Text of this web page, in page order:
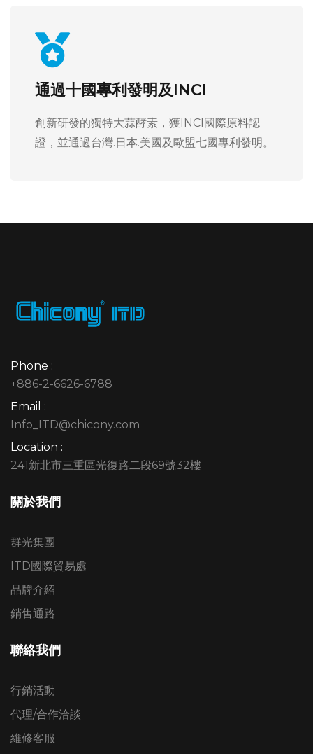
通過十國專利發明及INCI
創新研發的獨特大蒜酵素，獲INCI國際原料認
證，並通過台灣.日本.美國及歐盟七國專利發明。
Phone :
+886-2-6626-6788
Email :
Info_ITD@chicony.com
Location :
241新北市三重區光復路二段69號32樓
關於我們
群光集團
ITD國際貿易處
品牌介紹
銷售通路
聯絡我們
行銷活動
代理/合作洽談
維修客服